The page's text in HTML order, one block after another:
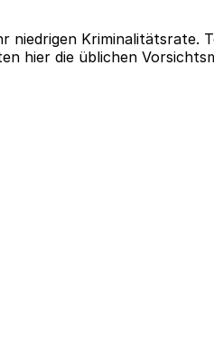
niedrigen
hier die üblichen